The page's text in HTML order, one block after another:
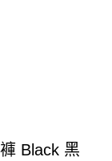
Black 黑